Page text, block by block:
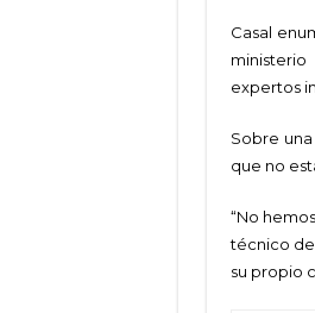
Casal
expertos
Sobre
que no
“No
técnico
su propio